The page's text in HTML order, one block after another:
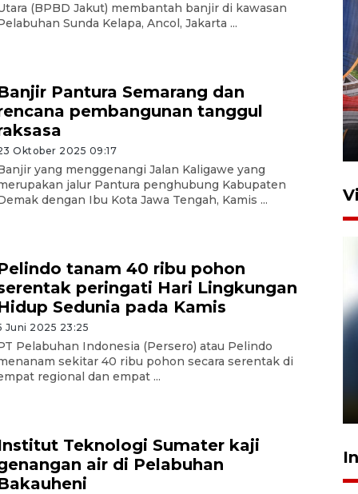
(BPBD Jakut) membantah banjir di kawasan
Sunda Kelapa, Ancol, Jakarta ...
Pantura Semarang dan
pembangunan tanggul
Oktober 2025 09:17
yang menggenangi Jalan Kaligawe yang
jalur Pantura penghubung Kabupaten
dengan Ibu Kota Jawa Tengah, Kamis ...
tanam 40 ribu pohon
peringati Hari Lingkungan
Sedunia pada Kamis
Juni 2025 23:25
Pelabuhan Indonesia (Persero) atau Pelindo
sekitar 40 ribu pohon secara serentak di
regional dan empat ...
Teknologi Sumater kaji
air di Pelabuhan
Komisi V DPR tinjau
perlintasan sebidang di
Stasiun Bogor
Pelanggan Filaha Farm setia
sampai 8 tahan?